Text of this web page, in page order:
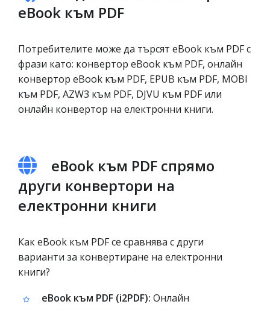
eBook към PDF
Потребителите може да търсят eBook към PDF с
фрази като: конвертор eBook към PDF, онлайн
конвертор eBook към PDF, EPUB към PDF, MOBI
към PDF, AZW3 към PDF, DJVU към PDF или
онлайн конвертор на електронни книги.
eBook към PDF спрямо
други конвертори на
електронни книги
Как eBook към PDF се сравнява с други
варианти за конвертиране на електронни
книги?
eBook към PDF (i2PDF): Онлайн